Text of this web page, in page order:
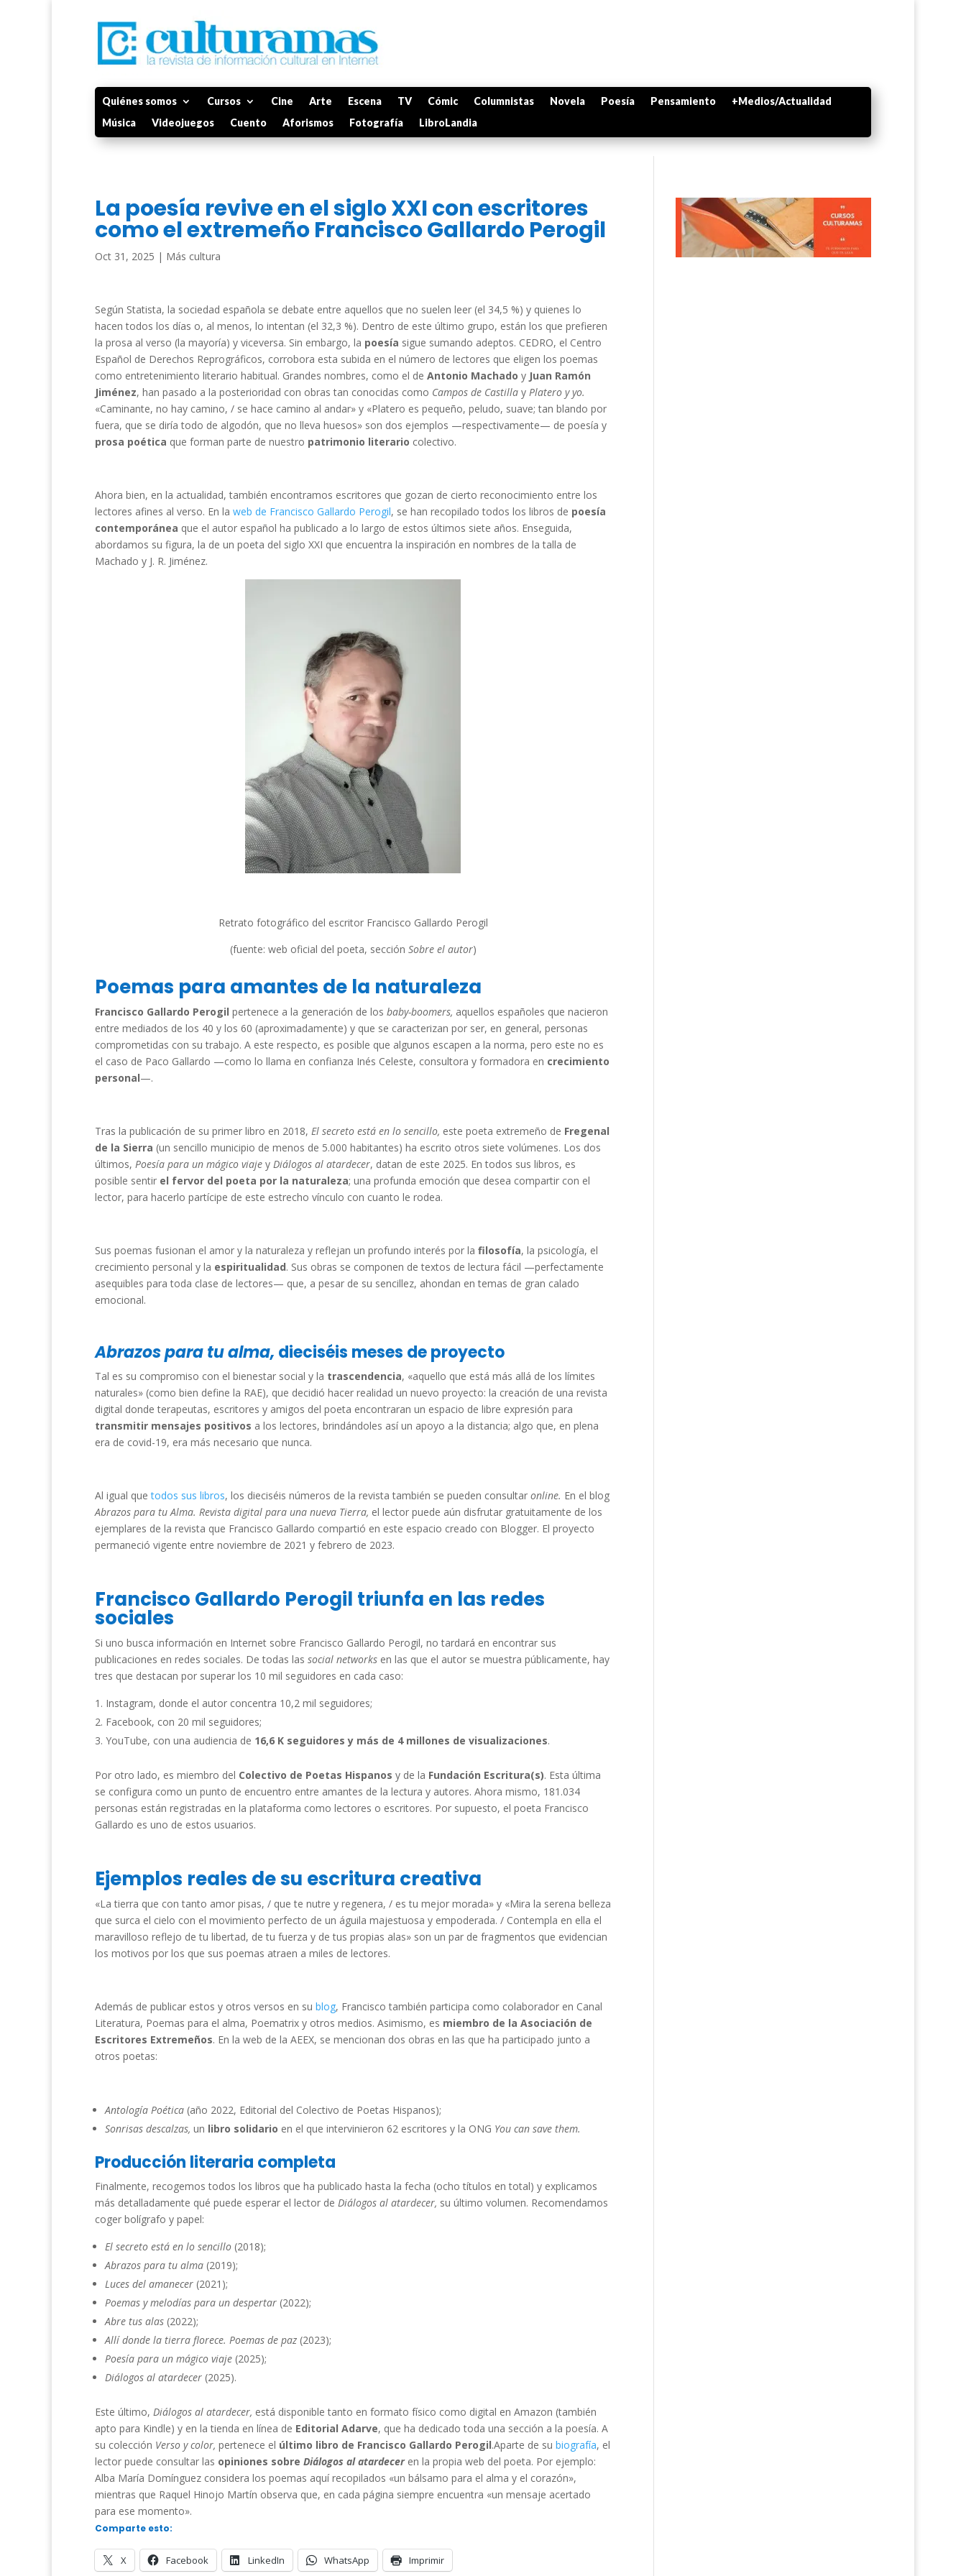
Quiénes somos Cursos Cine Arte Escena TV Cómic Columnistas Novela Poesía Pensamiento
+Medios/Actualidad
Música
Videojuegos Cuento Aforismos Fotografía LibroLandia
La poesía revive en el siglo XXI con escritores
como el extremeño Francisco Gallardo Perogil
Oct 31, 2025 | Más cultura
Según Statista, la sociedad española se debate entre aquellos que no suelen leer (el 34,5 %) y quienes lo
hacen todos los días o, al menos, lo intentan (el 32,3 %). Dentro de este último grupo, están los que prefieren
la prosa al verso (la mayoría) y viceversa. Sin embargo, la poesía sigue sumando adeptos. CEDRO, el Centro
Español de Derechos Reprográficos, corrobora esta subida en el número de lectores que eligen los poemas
como entretenimiento literario habitual. Grandes nombres, como el de Antonio Machado y Juan Ramón
Jiménez, han pasado a la posterioridad con obras tan conocidas como Campos de Castilla y Platero y yo.
«Caminante, no hay camino, / se hace camino al andar» y «Platero es pequeño, peludo, suave; tan blando por
fuera, que se diría todo de algodón, que no lleva huesos» son dos ejemplos —respectivamente— de poesía y
prosa poética que forman parte de nuestro patrimonio literario colectivo.
Ahora bien, en la actualidad, también encontramos escritores que gozan de cierto reconocimiento entre los
lectores afines al verso. En la web de Francisco Gallardo Perogil, se han recopilado todos los libros de poesía
contemporánea que el autor español ha publicado a lo largo de estos últimos siete años. Enseguida,
abordamos su figura, la de un poeta del siglo XXI que encuentra la inspiración en nombres de la talla de
Machado y J. R. Jiménez.
Retrato fotográfico del escritor Francisco Gallardo Perogil
(fuente: web oficial del poeta, sección Sobre el autor)
Poemas para amantes de la naturaleza
Francisco Gallardo Perogil pertenece a la generación de los baby-boomers, aquellos españoles que nacieron
entre mediados de los 40 y los 60 (aproximadamente) y que se caracterizan por ser, en general, personas
comprometidas con su trabajo. A este respecto, es posible que algunos escapen a la norma, pero este no es
el caso de Paco Gallardo —como lo llama en confianza Inés Celeste, consultora y formadora en crecimiento
personal—.
Tras la publicación de su primer libro en 2018, El secreto está en lo sencillo, este poeta extremeño de Fregenal
de la Sierra (un sencillo municipio de menos de 5.000 habitantes) ha escrito otros siete volúmenes. Los dos
últimos, Poesía para un mágico viaje y Diálogos al atardecer, datan de este 2025. En todos sus libros, es
posible sentir el fervor del poeta por la naturaleza; una profunda emoción que desea compartir con el
lector, para hacerlo partícipe de este estrecho vínculo con cuanto le rodea.
Sus poemas fusionan el amor y la naturaleza y reflejan un profundo interés por la filosofía, la psicología, el
crecimiento personal y la espiritualidad. Sus obras se componen de textos de lectura fácil —perfectamente
asequibles para toda clase de lectores— que, a pesar de su sencillez, ahondan en temas de gran calado
emocional.
Abrazos para tu alma, dieciséis meses de proyecto
Tal es su compromiso con el bienestar social y la trascendencia, «aquello que está más allá de los límites
naturales» (como bien define la RAE), que decidió hacer realidad un nuevo proyecto: la creación de una revista
digital donde terapeutas, escritores y amigos del poeta encontraran un espacio de libre expresión para
transmitir mensajes positivos a los lectores, brindándoles así un apoyo a la distancia; algo que, en plena
era de covid-19, era más necesario que nunca.
Al igual quetodos sus libros, los dieciséis números de la revista también se pueden consultar online. En el blog
Abrazos para tu Alma. Revista digital para una nueva Tierra, el lector puede aún disfrutar gratuitamente de los
ejemplares de la revista que Francisco Gallardo compartió en este espacio creado con Blogger. El proyecto
permaneció vigente entre noviembre de 2021 y febrero de 2023.
Francisco Gallardo Perogil triunfa en las redes
sociales
Si uno busca información en Internet sobre Francisco Gallardo Perogil, no tardará en encontrar sus
publicaciones en redes sociales. De todas las social networks en las que el autor se muestra públicamente, hay
tres que destacan por superar los 10 mil seguidores en cada caso:
Instagram, donde el autor concentra 10,2 mil seguidores;
Facebook, con 20 mil seguidores;
YouTube, con una audiencia de 16,6 K seguidores y más de 4 millones de visualizaciones.
Por otro lado, es miembro del Colectivo de Poetas Hispanos y de la Fundación Escritura(s). Esta última
se configura como un punto de encuentro entre amantes de la lectura y autores. Ahora mismo, 181.034
personas están registradas en la plataforma como lectores o escritores. Por supuesto, el poeta Francisco
Gallardo es uno de estos usuarios.
Ejemplos reales de su escritura creativa
«La tierra que con tanto amor pisas, / que te nutre y regenera, / es tu mejor morada» y «Mira la serena belleza
que surca el cielo con el movimiento perfecto de un águila majestuosa y empoderada. / Contempla en ella el
maravilloso reflejo de tu libertad, de tu fuerza y de tus propias alas» son un par de fragmentos que evidencian
los motivos por los que sus poemas atraen a miles de lectores.
Además de publicar estos y otros versos en su blog, Francisco también participa como colaborador en Canal
Literatura, Poemas para el alma, Poematrix y otros medios. Asimismo, es miembro de la Asociación de
Escritores Extremeños. En la web de la AEEX, se mencionan dos obras en las que ha participado junto a
otros poetas:
Antología Poética (año 2022, Editorial del Colectivo de Poetas Hispanos);
Sonrisas descalzas, un libro solidario en el que intervinieron 62 escritores y la ONG You can save them.
Producción literaria completa
Finalmente, recogemos todos los libros que ha publicado hasta la fecha (ocho títulos en total) y explicamos
más detalladamente qué puede esperar el lector de Diálogos al atardecer, su último volumen. Recomendamos
coger bolígrafo y papel:
El secreto está en lo sencillo (2018);
Abrazos para tu alma (2019);
Luces del amanecer (2021);
Poemas y melodías para un despertar (2022);
Abre tus alas (2022);
Allí donde la tierra florece. Poemas de paz (2023);
Poesía para un mágico viaje (2025);
Diálogos al atardecer (2025).
Este último, Diálogos al atardecer, está disponible tanto en formato físico como digital en Amazon (también
apto para Kindle) y en la tienda en línea de Editorial Adarve, que ha dedicado toda una sección a la poesía. A
su colección Verso y color, pertenece el último libro de Francisco Gallardo Perogil.Aparte de su biografía, el
lector puede consultar las opiniones sobre Diálogos al atardeceren la propia web del poeta. Por ejemplo:
Alba María Domínguez considera los poemas aquí recopilados «un bálsamo para el alma y el corazón»,
mientras que Raquel Hinojo Martín observa que, en cada página siempre encuentra «un mensaje acertado
para ese momento».
Comparte esto:
X Facebook LinkedIn WhatsApp Imprimir